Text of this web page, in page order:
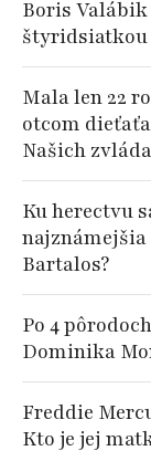
Boris
štyridsiatkou
Mala len 22
otcom
Našich
Ku herectvu
Bartalos?
Po 4
Dominika
Freddie
Kto je jej